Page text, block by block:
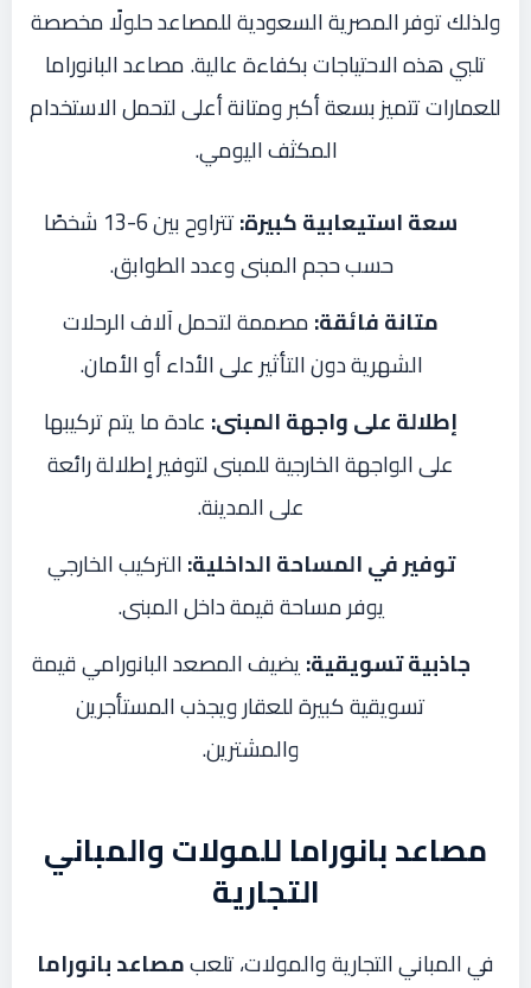
ولذلك توفر المصرية السعودية للمصاعد حلولًا مخصصة
تلبي هذه الاحتياجات بكفاءة عالية. مصاعد البانوراما
للعمارات تتميز بسعة أكبر ومتانة أعلى لتحمل الاستخدام
المكثف اليومي.
سعة استيعابية كبيرة:
تتراوح بين 6-13 شخصًا
حسب حجم المبنى وعدد الطوابق.
متانة فائقة:مصممة لتحمل آلاف الرحلات
الشهرية دون التأثير على الأداء أو الأمان.
إطلالة على واجهة المبنى: عادة ما يتم تركيبها
على الواجهة الخارجية للمبنى لتوفير إطلالة رائعة
على المدينة.
توفير في المساحة الداخلية:التركيب الخارجي
يوفر مساحة قيمة داخل المبنى.
جاذبية تسويقية:يضيف المصعد البانورامي قيمة
تسويقية كبيرة للعقار ويجذب المستأجرين
والمشترين.
مصاعد بانوراما للمولات والمباني
التجارية
في المباني التجارية والمولات، تلعبمصاعد بانوراما